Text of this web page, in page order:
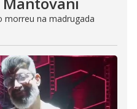
morreu na madrugada